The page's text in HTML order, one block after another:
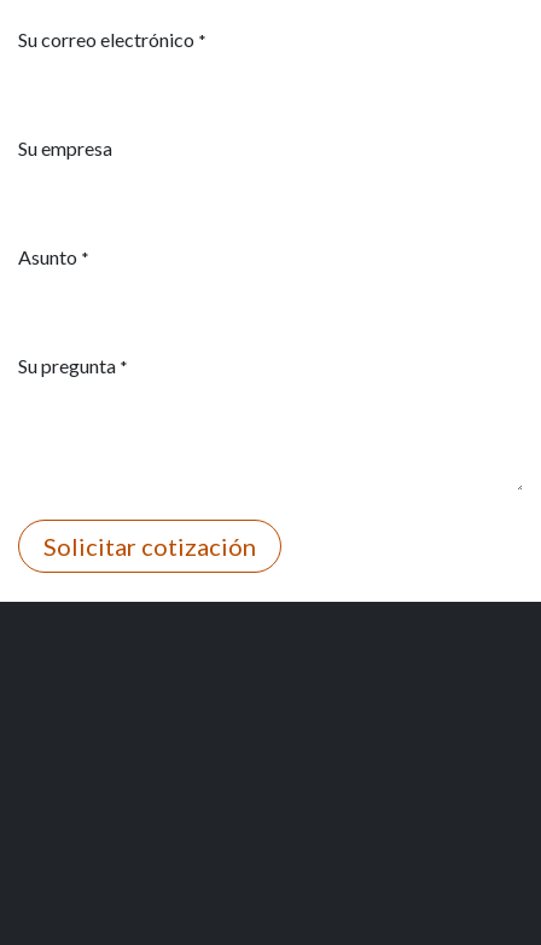
Su correo electrónico *
Su empresa
Asunto *
Su pregunta *
Solicitar cotización